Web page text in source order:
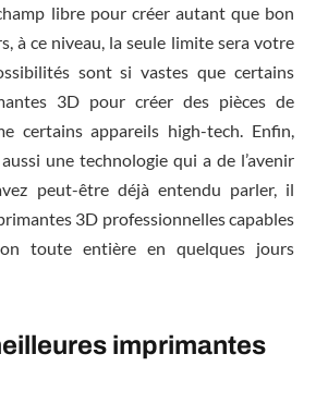
libre pour créer autant que bon
à ce niveau, la seule limite sera votre
sont si vastes que certains
3D pour créer des pièces de
certains appareils high-tech. Enfin,
une technologie qui a de l’avenir
peut-être déjà entendu parler, il
3D professionnelles capables
toute entière en quelques jours
imprimantes